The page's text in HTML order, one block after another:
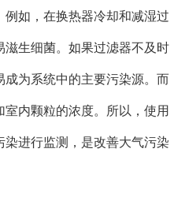
如，在换热器冷却和减湿过
生细菌。如果过滤器不及时
为系统中的主要污染源。而
内颗粒的浓度。所以，使用
染进行监测，是改善大气污染